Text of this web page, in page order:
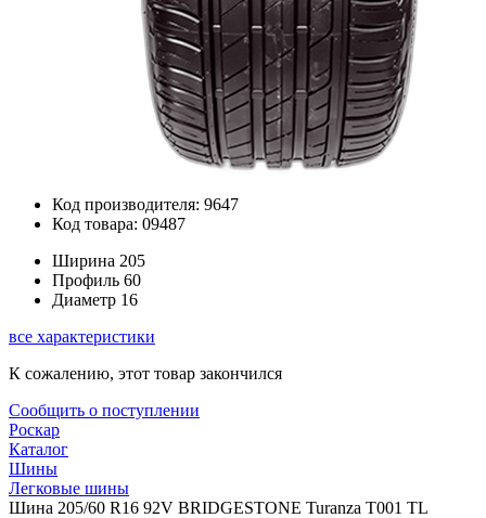
Код производителя: 9647
Код товара: 09487
Ширина 205
Профиль 60
Диаметр 16
все характеристики
К сожалению, этот товар закончился
Сообщить о поступлении
Роскар
Каталог
Шины
Легковые шины
Шина 205/60 R16 92V BRIDGESTONE Turanza T001 TL